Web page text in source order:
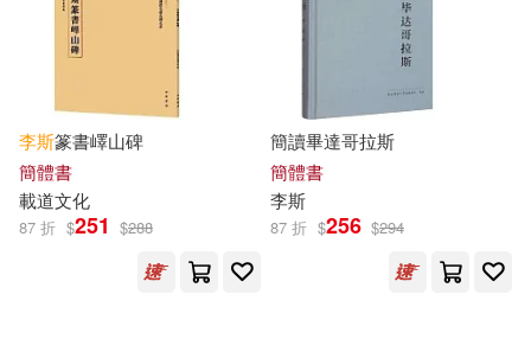
聶衛平(37) 大衛．威廉(36)
（瑞典）塞爾瑪·拉格洛芙(35)
知信陽光(33) （唐）李白(33)
青文(195)
化學工業出版社(192)
華夏出版社(188) 尖端(187)
李斯篆書嶧山碑
簡體書
載道文化
87 折 $251 $288
簡讀畢達哥拉斯
簡體書
李斯
87 折 $256 $294